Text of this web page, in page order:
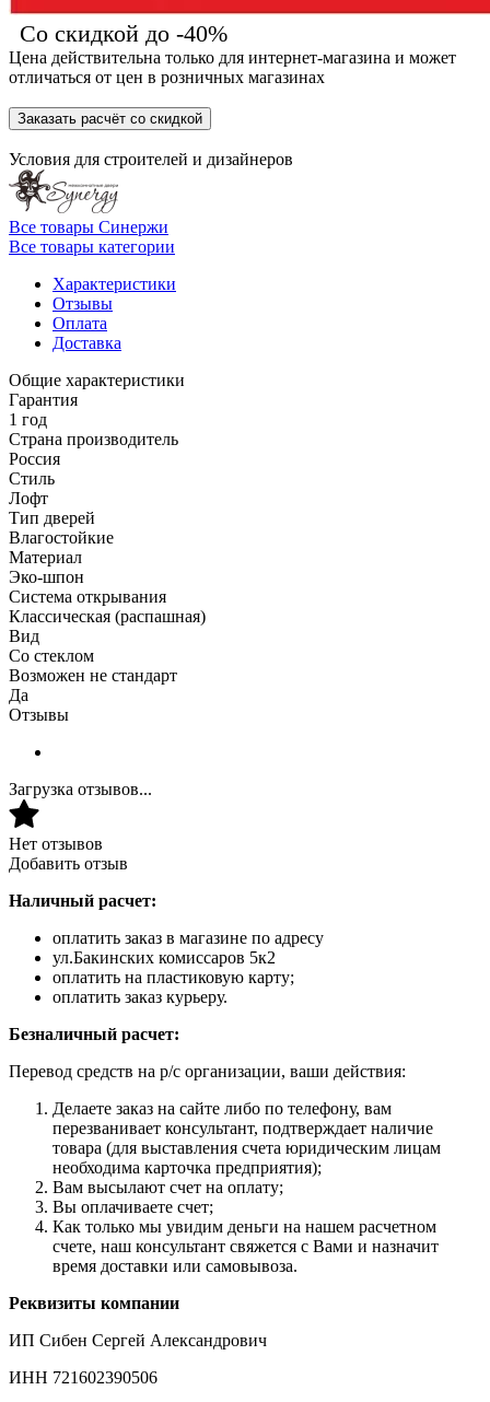
Со скидкой до -40%
Цена действительна только для интернет-магазина и может
отличаться от цен в розничных магазинах
Заказать расчёт со скидкой
Условия для строителей и дизайнеров
Все товары Синержи
Все товары категории
Характеристики
Отзывы
Оплата
Доставка
Общие характеристики
Гарантия
1 год
Страна производитель
Россия
Стиль
Лофт
Тип дверей
Влагостойкие
Материал
Эко-шпон
Система открывания
Классическая (распашная)
Вид
Со стеклом
Возможен не стандарт
Да
Отзывы
Загрузка отзывов...
Нет отзывов
Добавить отзыв
Наличный расчет:
оплатить заказ в магазине по адресу
ул.Бакинских комиссаров 5к2
оплатить на пластиковую карту;
оплатить заказ курьеру.
Безналичный расчет:
Перевод средств на р/с организации, ваши действия:
Делаете заказ на сайте либо по телефону, вам
перезванивает консультант, подтверждает наличие
товара (для выставления счета юридическим лицам
необходима карточка предприятия);
Вам высылают счет на оплату;
Вы оплачиваете счет;
Как только мы увидим деньги на нашем расчетном
счете, наш консультант свяжется с Вами и назначит
время доставки или самовывоза.
Реквизиты компании
ИП Сибен Сергей Александрович
ИНН 721602390506